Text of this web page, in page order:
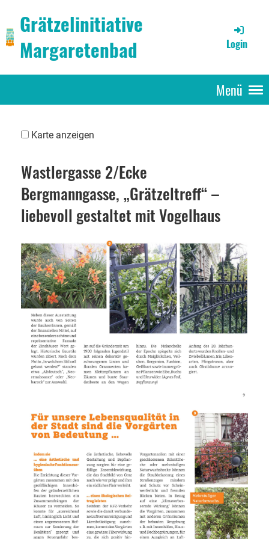
Grätzelinitiative
Margaretenbad
Login
Menü
Karte anzeigen
Wastlergasse 2/Ecke
Bergmanngasse, „Grätzeltreff“ –
liebevoll gestaltet mit Vogelhaus